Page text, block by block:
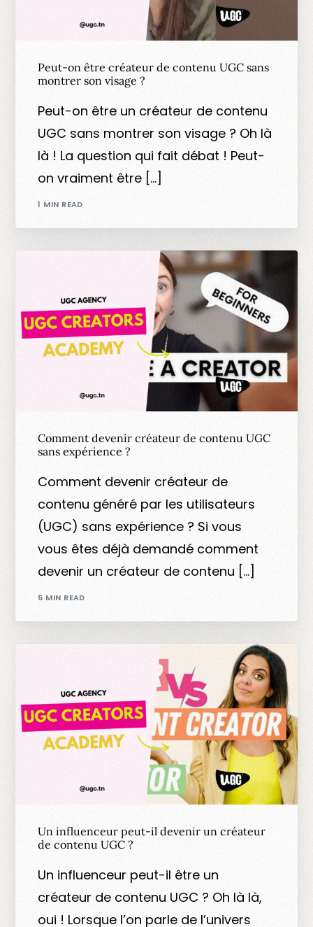
Peut-on être créateur de contenu UGC sans
montrer son visage ?
Peut-on être un créateur de contenu
UGC sans montrer son visage ? Oh là
là ! La question qui fait débat ! Peut-
on vraiment être […]
1 MIN READ
Comment devenir créateur de contenu UGC
sans expérience ?
Comment devenir créateur de
contenu généré par les utilisateurs
(UGC) sans expérience ? Si vous
vous êtes déjà demandé comment
devenir un créateur de contenu […]
6 MIN READ
Un influenceur peut-il devenir un créateur
de contenu UGC ?
Un influenceur peut-il être un
créateur de contenu UGC ? Oh là là,
oui ! Lorsque l’on parle de l’univers